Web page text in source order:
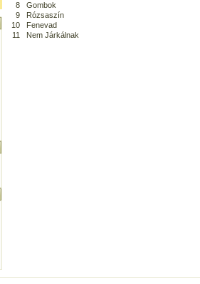
8
Gombok
9
Rózsaszín
10
Fenevad
11
Nem Járkálnak